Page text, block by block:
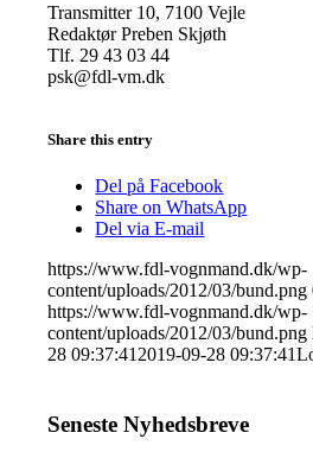
Transmitter 10, 7100 Vejle
Redaktør Preben Skjøth
Tlf. 29 43 03 44
psk@fdl-vm.dk
Share this entry
Del på Facebook
Share on WhatsApp
Del via E-mail
https://www.fdl-vognmand.dk/wp-
content/uploads/2012/03/bund.png
https://www.fdl-vognmand.dk/wp-
content/uploads/2012/03/bund.png
28 09:37:41 2019-09-28 09:37:41
Seneste Nyhedsbreve